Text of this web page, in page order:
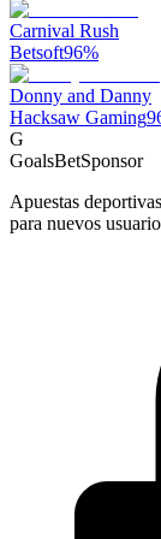
Carnival Rush
Betsoft96%
Donny and Danny
Hacksaw Gaming
G
GoalsBetSponsor
Apuestas
para nuevos